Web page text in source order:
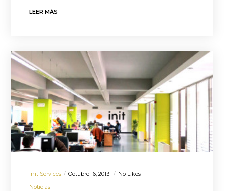
LEER MÁS
Init Services Octubre 16, 2013
No Likes
Noticias